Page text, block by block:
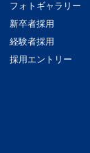
フォトギャラリー
新卒者採用
経験者採用
採用エントリー